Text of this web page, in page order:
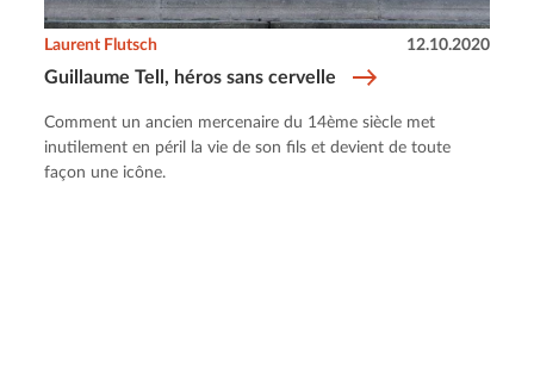
Guillaume Tell, héros sans cervelle
Laurent Flutsch 12.10.2020
Comment un ancien mercenaire du 14ème siècle met
inutilement en péril la vie de son fils et devient de toute
façon une icône.